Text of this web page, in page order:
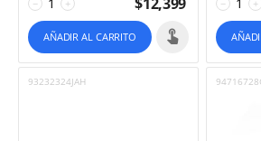
+
−
AÑADIR AL CARRITO
+
−
93232324JAH